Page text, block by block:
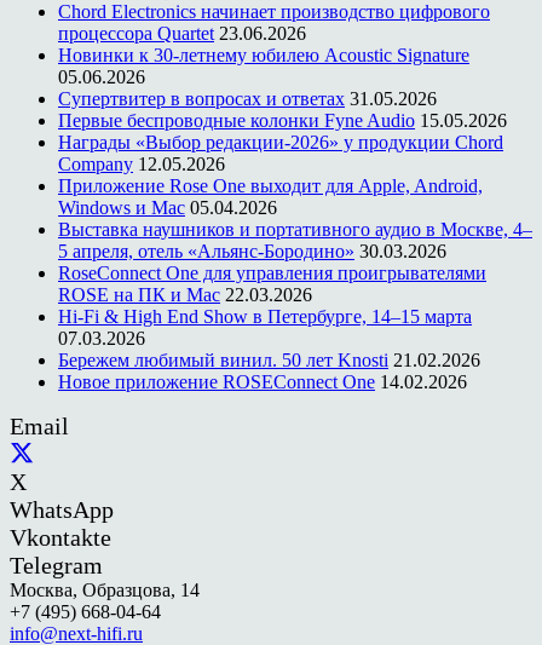
Chord Electronics начинает производство цифрового
процессора Quartet 23.06.2026
Новинки к 30-летнему юбилею Acoustic Signature
05.06.2026
Супертвитер в вопросах и ответах 31.05.2026
Первые беспроводные колонки Fyne Audio 15.05.2026
Награды «Выбор редакции-2026» у продукции Chord
Company 12.05.2026
Приложение Rose One выходит для Apple, Android,
Windows и Mac 05.04.2026
Выставка наушников и портативного аудио в Москве, 4–
5 апреля, отель «Альянс-Бородино» 30.03.2026
RoseConnect One для управления проигрывателями
ROSE на ПК и Mac 22.03.2026
Hi-Fi & High End Show в Петербурге, 14–15 марта
07.03.2026
Бережем любимый винил. 50 лет Knosti 21.02.2026
Новое приложение ROSEConnect One 14.02.2026
Email
X
WhatsApp
Vkontakte
Telegram
Москва, Образцова, 14
+7 (495) 668-04-64
info@next-hifi.ru